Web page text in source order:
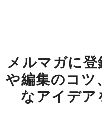
メルマガに登
や編集のコツ
なアイデア